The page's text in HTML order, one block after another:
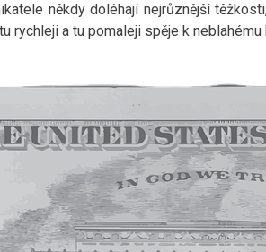
někdy doléhají nejrůznější
rychleji a tu pomaleji spěje k neblahému